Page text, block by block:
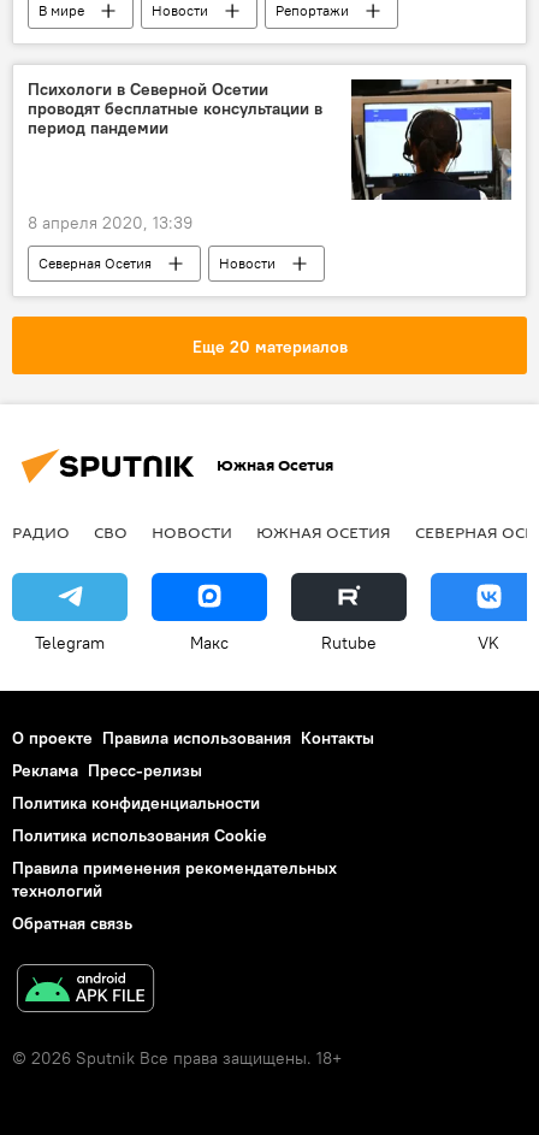
В мире Новости Репортажи
Психологи в Северной Осетии
проводят бесплатные консультации в
период пандемии
8 апреля 2020, 13:39
Северная Осетия Новости
Еще 20 материалов
Южная Осетия
РАДИО СВО НОВОСТИ ЮЖНАЯ ОСЕТИЯ СЕВЕРНАЯ
Telegram Макс Rutube VK
О проекте Правила использования Контакты
Реклама Пресс-релизы
Политика конфиденциальности
Политика использования Cookie
Правила применения рекомендательных
технологий
Обратная связь
© 2026 Sputnik Все права защищены. 18+